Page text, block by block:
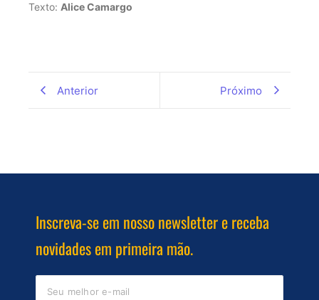
Texto: Alice Camargo
Anterior Próximo
Inscreva-se em nosso newsletter e receba
novidades em primeira mão.